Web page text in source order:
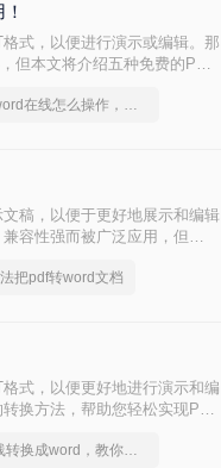
式，以便进行演示或编辑。那
但本文将介绍五种免费的PDF
pdf转word在线怎么操作，这个方法简单又方便
稿，以便于更好地展示和编辑
容性强而被广泛应用，但
转换。
把pdf转word文档
式，以便更好地进行演示和编
换方法，帮助您轻松实现PDF
pdf在线转换成word，教你一个方法